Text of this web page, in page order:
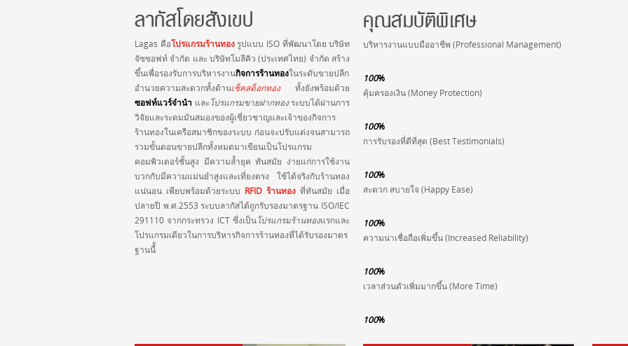
ลากัสโดยสังเขป
Lagas คือโปรแกรมร้านทอง รูปแบบ ISO ที่พัฒนาโดย บริษัท
จัซซอฟท์ จำกัด และ บริษัทโมลีคิว (ประเทศไทย) จำกัด สร้าง
ขึ้นเพื่อรองรับการบริหารงานกิจการร้านทองในระดับขายปลีก
อำนวยความสะดวกทั้งด้านเช็คสต็อกทองทั้งยังพร้อมด้วย
ซอฟท์แวร์จำนำ และโปรแกรมขายฝากทองระบบได้ผ่านการ
วิจัยและระดมมันสมองของผู้เชี่ยวชาญและเจ้าของกิจการ
ร้านทองในเครือสมาชิกของระบบ ก่อนจะปรับแต่งจนสามารถ
รวมขั้นตอนขายปลีกทั้งหมดมาเขียนเป็นโปรแกรม
คอมพิวเตอร์ชั้นสูง มีความล้ำยุค ทันสมัย ง่ายแก่การใช้งาน
บวกกับมีความแม่นยำสูงและเที่ยงตรง ใช้ได้จริงกับร้านทอง
แน่นอน เพียบพร้อมด้วยระบบ RFID ร้านทอง ที่ทันสมัย เมื่อ
ปลายปี พ.ศ.2553 ระบบลากัสได้ถูกรับรองมาตรฐาน ISO/IEC
291110 จากกระทรวง ICT ซึ่งเป็นโปรแกรมร้านทองแรกและ
โปรแกรมเดียวในการบริหารกิจการร้านทองที่ได้รับรองมาตร
ฐานนี้้
คุณสมบัติพิเศษ
บริหารงานแบบมืออาชีพ (Professional Management)
100%
คุ้มครองเงิน (Money Protection)
100%
การรับรองที่ดีที่สุด (Best Testimonials)
100%
สะดวก สบายใจ (Happy Ease)
100%
ความน่าเชื่อถือเพิ่มขึ้น (Increased Reliability)
100%
เวลาส่วนตัวเพิ่มมากขึ้น (More Time)
100%